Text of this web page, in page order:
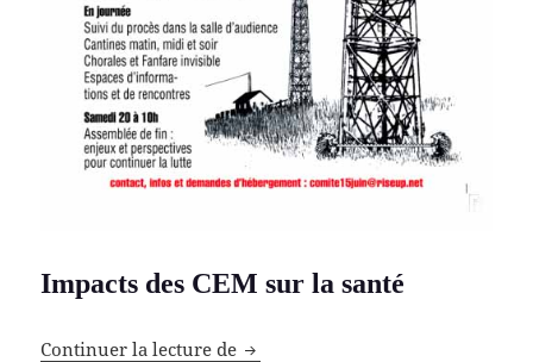
Impacts des CEM sur la santé
Continuer la lecture de Câble-toi